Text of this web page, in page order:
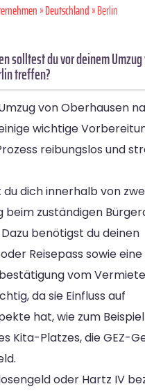
»Deutschland» Berlin
solltest du vor deinem
treffen?
von Oberhausen
wichtige
reibungslos und
dich innerhalb von
beim zuständigen
benötigst du deinen
Reisepass sowie eine
vom
da sie Einfluss auf
hat, wie zum
Kita-Platzes, die GEZ-
oder Hartz IV